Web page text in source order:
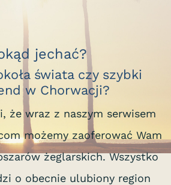
jechać?
świata czy szybki
w Chorwacji?
że wraz z naszym serwisem
możemy zaoferować Wam
żeglarskich. Wszystko
o obecnie ulubiony region